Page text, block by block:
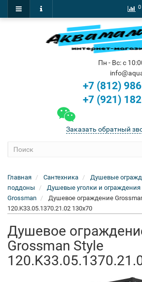
0
Пн - Вс: с
+7 (812)
+7 (921)
Заказать обратный
Главная Сантехника
Душевые
поддоны
Душевые уголки и ограждения
Grossman
Душевое ограждение
120.K33.05.1370.21.02 130x70
Душевое
Grossman Style